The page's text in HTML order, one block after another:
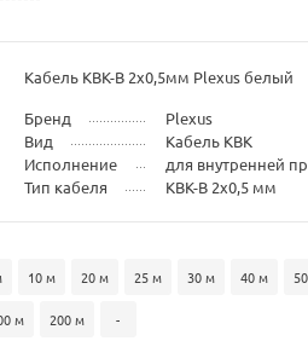
Кабель КВК-В 2x0,5мм Plexus белый
Бренд
Plexus
Вид
Кабель КВК
Исполнение
для внутренней
Тип кабеля
КВК-В 2x0,5 мм
10 м 20 м 25 м 30 м 40 м
м 200 м -